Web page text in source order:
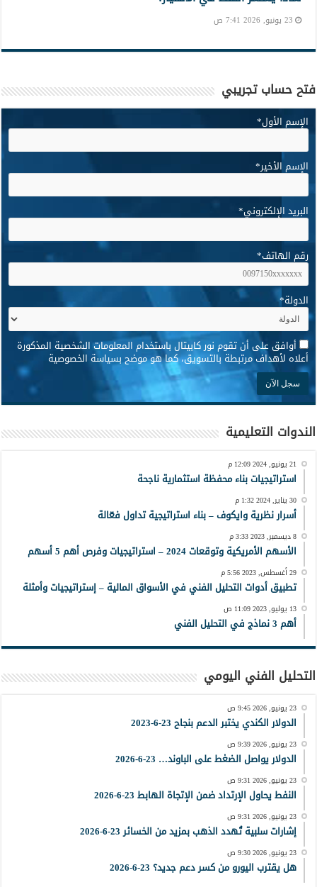
23 يونيو, 2026 7:41 ص
فتح حساب تجريبي
الإسم الأول*
الإسم الأخير*
البريد الإلكتروني*
رقم الهاتف*
الدولة*
* أوافق على أن تقوم نور كابيتال باستخدام المعلومات الشخصية المذكورة
أعلاه لأهداف مرتبطة بالتسويق، كما هو موضح بسياسة الخصوصية
الندوات التعليمية
21 يونيو, 2024 12:09 م
استراتيجيات بناء محفظة استثمارية ناجحة
30 يناير, 2024 1:32 م
أسرار نظرية وايكوف – بناء استراتيجية تداول فعّالة
8 ديسمبر, 2023 3:33 م
الأسهم الأمريكية وتوقعات 2024 – استراتيجيات وفرص أهم 5 أسهم
29 أغسطس, 2023 5:56 م
تطبيق أدوات التحليل الفني في الأسواق المالية – إستراتيجيات وأمثلة
13 يوليو, 2023 11:09 ص
أهم 3 نماذج في التحليل الفني
التحليل الفني اليومي
23 يونيو, 2026 9:45 ص
الدولار الكندي يختبر الدعم بنجاح 23-6-2023
23 يونيو, 2026 9:39 ص
الدولار يواصل الضغط على الباوند… 23-6-2026
23 يونيو, 2026 9:31 ص
النفط يحاول الإرتداد ضمن الإتجاة الهابط 23-6-2026
23 يونيو, 2026 9:31 ص
إشارات سلبية تُهدد الذهب بمزيد من الخسائر 23-6-2026
23 يونيو, 2026 9:30 ص
هل يقترب اليورو من كسر دعم جديد؟ 23-6-2026